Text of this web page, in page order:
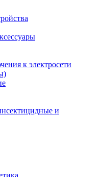
к электросети
и